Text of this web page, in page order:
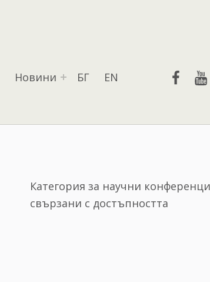
Новини БГ EN
Категория за научни
свързани с достъпността